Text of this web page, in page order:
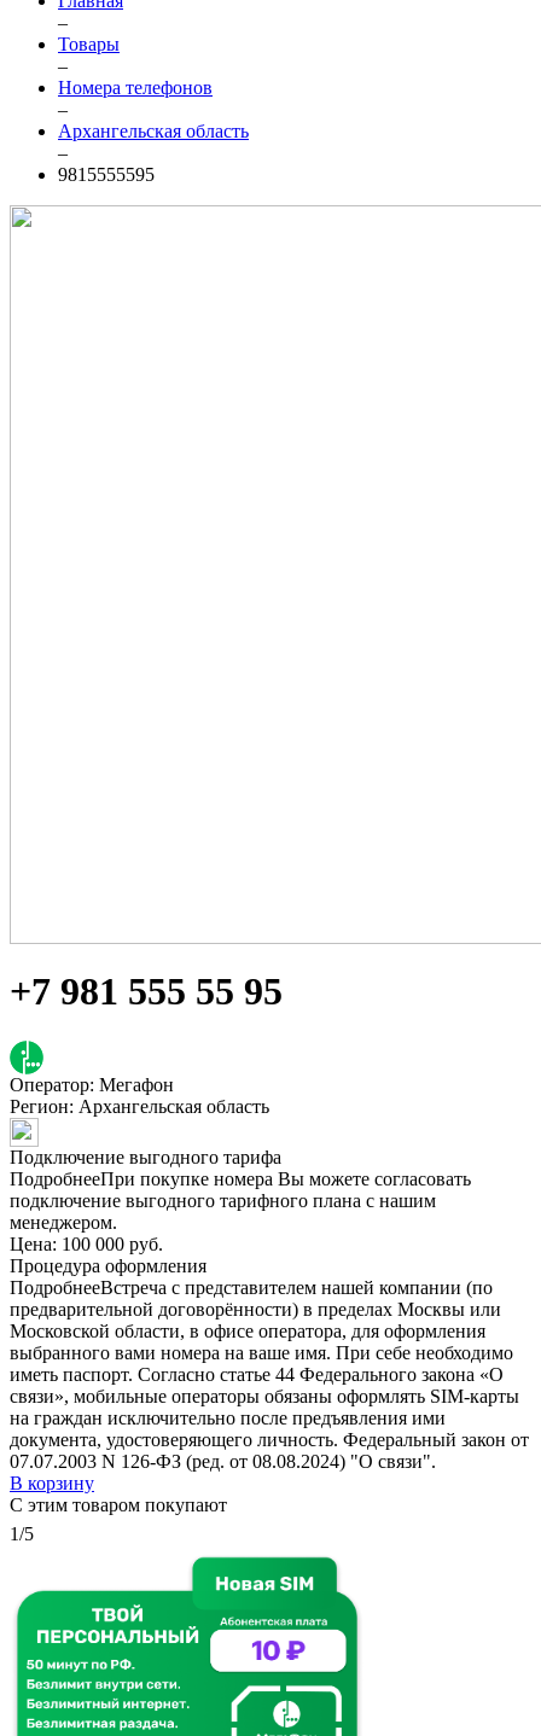
–
Товары
–
Номера телефонов
–
Архангельская область
–
9815555595
+7 981 555 55 95
Оператор: Мегафон
Регион: Архангельская область
Подключение выгодного тарифа
ПодробнееПри покупке номера Вы можете согласовать
подключение выгодного тарифного плана с нашим
менеджером.
Цена: 100 000 руб.
Процедура оформления
ПодробнееВстреча с представителем нашей компании (по
предварительной договорённости) в пределах Москвы или
Московской области, в офисе оператора, для оформления
выбранного вами номера на ваше имя. При себе необходимо
иметь паспорт. Согласно статье 44 Федерального закона «О
связи», мобильные операторы обязаны оформлять SIM-карты
на граждан исключительно после предъявления ими
документа, удостоверяющего личность. Федеральный закон от
07.07.2003 N 126-ФЗ (ред. от 08.08.2024) "О связи".
В корзину
С этим товаром покупают
1/5